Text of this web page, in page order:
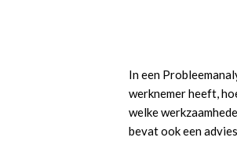
In een
werknemer heeft,
welke
bevat ook een